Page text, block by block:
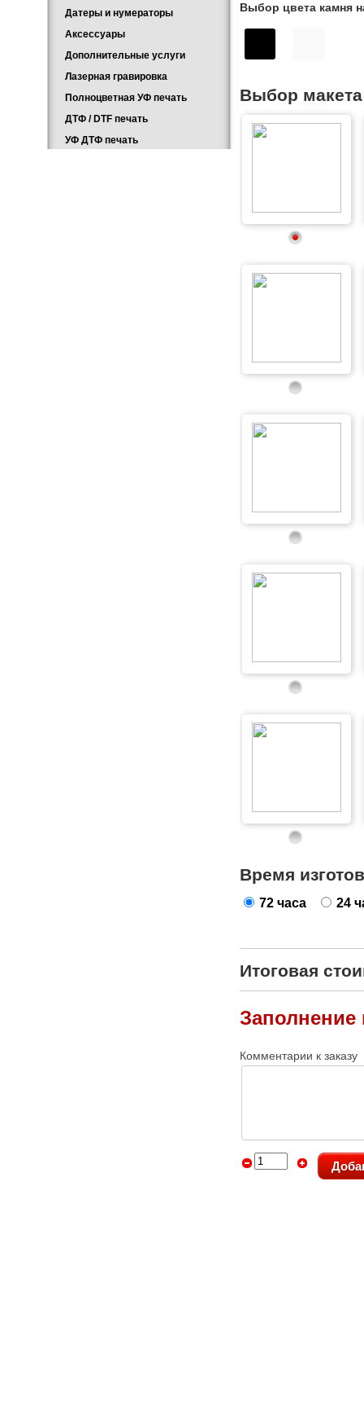
Выбор цвета камня
Выбор макета
Время
72 часа 24
Итоговая
Комментарии к заказу
Датеры и нумераторы
Аксессуары
Дополнительные услуги
Лазерная гравировка
Полноцветная УФ печать
ДТФ / DTF печать
УФ ДТФ печать